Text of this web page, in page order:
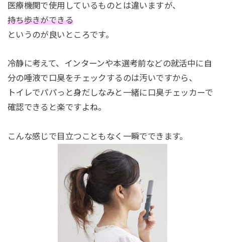
医療機関で使用しているものとは違いますが、
持ち歩きができる
というのが良いところです。
冷静に考えて、インターンや本選考前などの就活中に自
分の唾液で口臭をチェックするのは汚いですから、
トイレでパパっと身だしなみと一緒に口臭チェッカーで
確認できると楽ですよね。
こんな感じで目立つこともなく一瞬でできます。